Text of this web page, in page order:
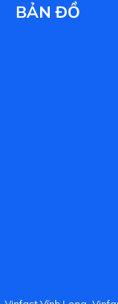
BẢN ĐỒ